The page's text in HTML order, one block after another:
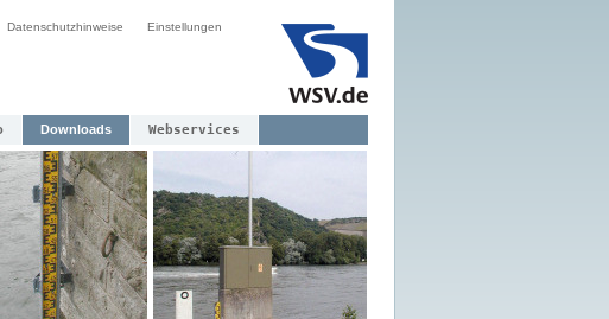
Datenschutzhinweise Einstellungen
Downloads Webservices